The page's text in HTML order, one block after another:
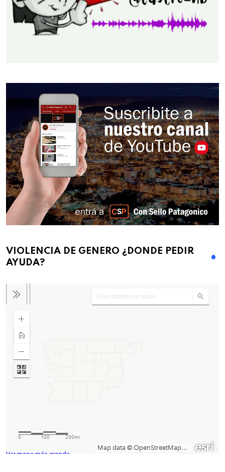
VIOLENCIA DE GENERO ¿DONDE PEDIR
AYUDA?
Ver mapa más grande